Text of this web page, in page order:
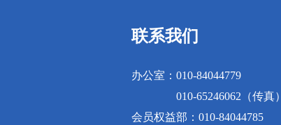
联系我们
办公室：010-84044779
010-65246062（传真）
会员权益部：010-84044785